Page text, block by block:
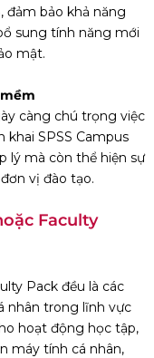
đảm bảo khả năng
sung tính năng mới
mật.
càng chú trọng việc
SPSS Campus
lý mà còn thể hiện sự
vị đào tạo.
Faculty
Pack đều là các
nhân trong lĩnh vực
hoạt động học tập,
máy tính cá nhân,